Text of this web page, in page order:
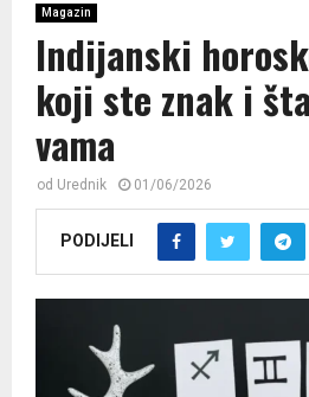
Magazin
Indijanski
koji ste znak i
vama
od Urednik 01/06/2026
PODIJELI